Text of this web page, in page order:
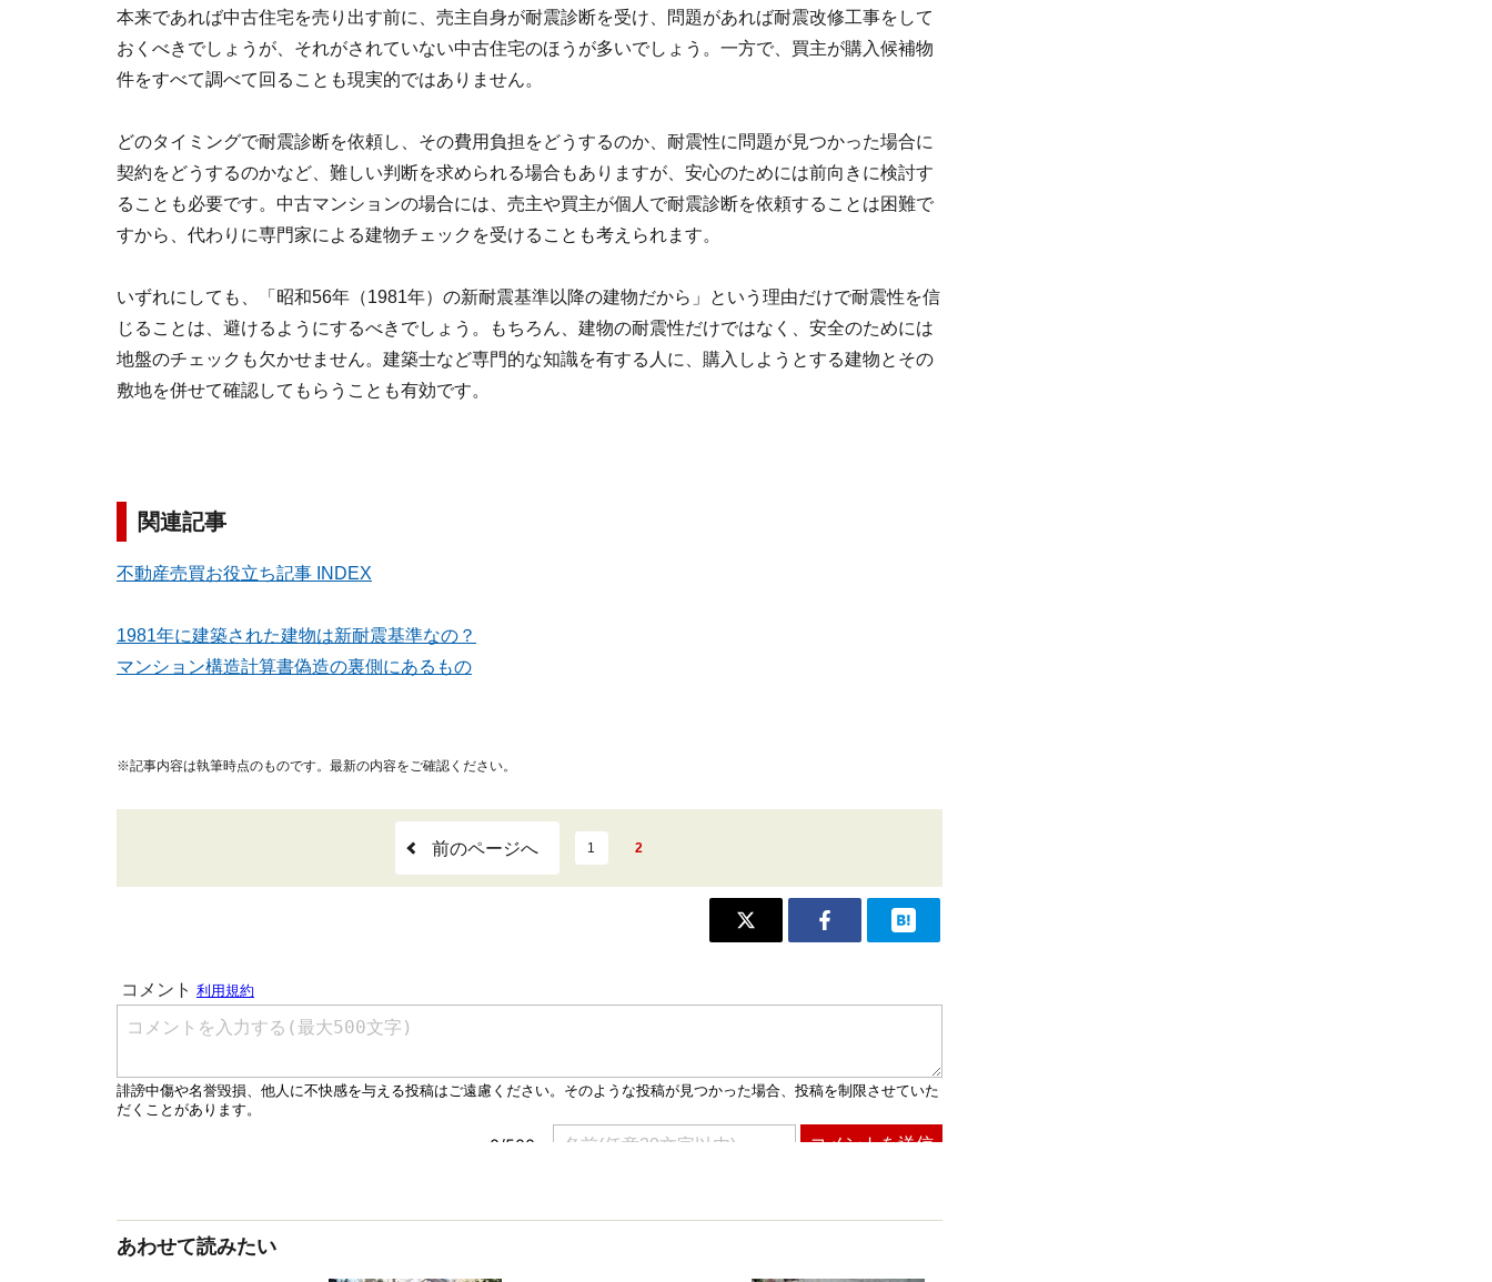
本来であれば中古住宅を売り出す前に、売主自身が耐震診断を受け、問題があれば耐震改修工事をして
おくべきでしょうが、それがされていない中古住宅のほうが多いでしょう。一方で、買主が購入候補物
件をすべて調べて回ることも現実的ではありません。
どのタイミングで耐震診断を依頼し、その費用負担をどうするのか、耐震性に問題が見つかった場合に
契約をどうするのかなど、難しい判断を求められる場合もありますが、安心のためには前向きに検討す
ることも必要です。中古マンションの場合には、売主や買主が個人で耐震診断を依頼することは困難で
すから、代わりに専門家による建物チェックを受けることも考えられます。
いずれにしても、「昭和56年（1981年）の新耐震基準以降の建物だから」という理由だけで耐震性を信
じることは、避けるようにするべきでしょう。もちろん、建物の耐震性だけではなく、安全のためには
地盤のチェックも欠かせません。建築士など専門的な知識を有する人に、購入しようとする建物とその
敷地を併せて確認してもらうことも有効です。
関連記事
不動産売買お役立ち記事 INDEX
1981年に建築された建物は新耐震基準なの？
マンション構造計算書偽造の裏側にあるもの
※記事内容は執筆時点のものです。最新の内容をご確認ください。
前のページへ 1 2
あわせて読みたい